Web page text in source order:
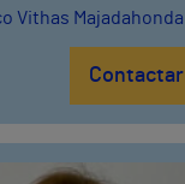
Vithas Majadahonda
Contactar